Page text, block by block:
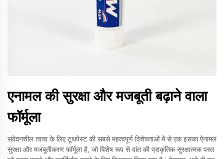
एनामल की सुरक्षा और मजबूती बढ़ाने वाला
फॉर्मूला
संवेदनशील त्वचा के लिए टूथपेस्ट की सबसे महत्वपूर्ण विशेषताओं में से एक इसका ऐनामल
सुरक्षा और मजबूतीकरण फॉर्मूला है, जो विशेष रूप से दांत की प्राकृतिक सुरक्षात्मक परत